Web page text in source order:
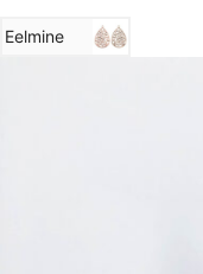
Eelmine